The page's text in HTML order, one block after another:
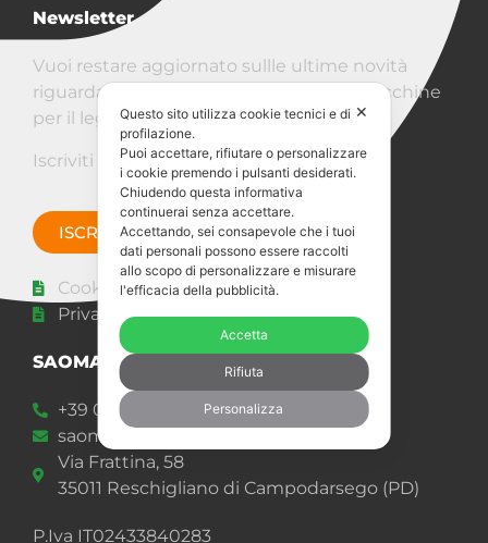
Newsletter
Vuoi restare aggiornato sullle ultime novità
riguardanti Saomad e il mondo delle macchine
per il legno?
Iscriviti alla Newsletter!
ISCRIVITI ORA
Cookie policy
Privacy Statement
SAOMAD 2 s.r.l.
+39 049 92 00 977
saomad@saomad.com
Via Frattina, 58
35011 Reschigliano di Campodarsego (PD)
P.Iva IT02433840283
✕
Questo sito utilizza cookie tecnici e di
profilazione.
Puoi accettare, rifiutare o personalizzare
i cookie premendo i pulsanti desiderati.
Chiudendo questa informativa
continuerai senza accettare.
Accettando, sei consapevole che i tuoi
dati personali possono essere raccolti
allo scopo di personalizzare e misurare
l'efficacia della pubblicità.
Accetta
Rifiuta
Personalizza